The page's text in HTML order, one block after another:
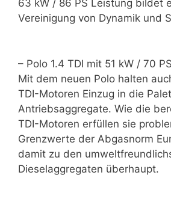
63 kW / 86 PS Leistung bildet
Vereinigung von Dynamik und
– Polo 1.4 TDI mit 51 kW / 70 PS
Mit dem neuen Polo halten
TDI-Motoren Einzug in die
Antriebsaggregate. Wie die
TDI-Motoren erfüllen sie
Grenzwerte der Abgasnorm
damit zu den
Dieselaggregaten überhaupt.